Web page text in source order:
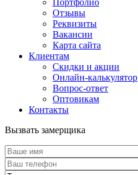
Портфолио
Отзывы
Реквизиты
Вакансии
Карта сайта
Клиентам
Скидки и акции
Онлайн-калькулятор
Вопрос-ответ
Оптовикам
Контакты
Вызвать замерщика